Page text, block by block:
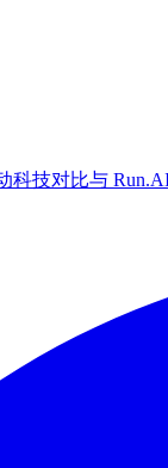
科技对比与